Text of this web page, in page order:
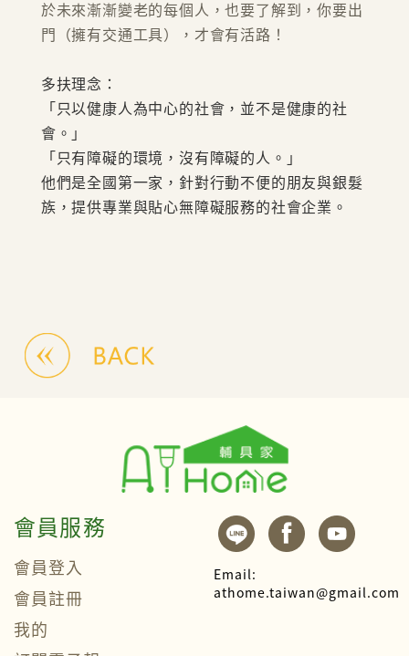
於未來漸漸變老的每個人，也要了解到，你要出
門（擁有交通工具），才會有活路！
多扶理念：
「只以健康人為中心的社會，並不是健康的社
會。」
「只有障礙的環境，沒有障礙的人。」
他們是全國第一家，針對行動不便的朋友與銀髮
族，提供專業與貼心無障礙服務的社會企業。
會員服務
會員登入
會員註冊
我的
Email:
athome.taiwan@gmail.com